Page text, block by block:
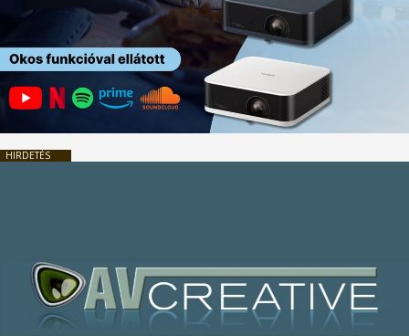
HIRDETÉS